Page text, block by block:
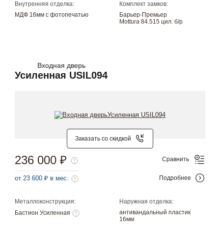
Внутренняя отделка:
МДФ 16мм с фотопечатью
Комплект замков:
Барьер-Премьер
Mottura 84.515 цил. б/р
Входная дверь
Усиленная USIL094
Заказать со скидкой
Металлоконструкция:
Бастион Усиленная
Наружная отделка:
антивандальный пластик
16мм
236 000 ₽
от 23 600 ₽ в мес.
Сравнить
Подробнее